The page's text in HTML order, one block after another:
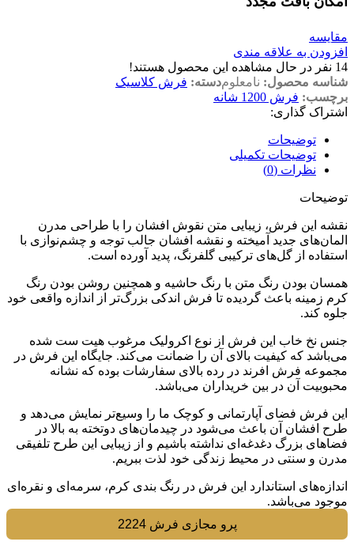
مقایسه
افزودن به علاقه مندی
14 نفر در حال مشاهده این محصول هستند!
شناسه محصول: نامعلومدسته: فرش کلاسیک
برچسب: فرش 1200 شانه
اشتراک گذاری:
توضیحات
توضیحات تکمیلی
نظرات (0)
توضیحات
نقشه این فرش، زیبایی متن نقوش افشان را با طراحی مدرن
المان‌های جدید آمیخته و نقشه افشان جالب ‌توجه و چشم‌نوازی با
استفاده از گل‌های ترکیبی گلفرنگ، پدید آورده است.
همسان بودن رنگ متن با رنگ حاشیه و همچنین روشن بودن رنگ
کرم زمینه باعث گردیده تا فرش اندکی بزرگ‌تر از اندازه واقعی خود
جلوه کند.
جنس نخ خاب این فرش از نوع اکرولیک مرغوب هیت ست شده
می‌باشد که کیفیت بالای آن را ضمانت می‌کند. جایگاه این فرش در
مجموعه فرش افرند در رده بالای سفارشات بوده که نشانه
محبوبیت آن در بین خریداران می‌باشد.
این فرش فضای آپارتمانی و کوچک ما را وسیع‌تر نمایش می‌دهد و
طرح افشان آن باعث می‌شود در چیدمان‌های دوتخته به بالا در
فضاهای بزرگ دغدغه‌ای نداشته باشیم و از زیبایی این طرح تلفیقی
مدرن و سنتی در محیط زندگی خود لذت ببریم.
اندازه‌های استاندارد این فرش در رنگ بندی کرم، سرمه‌ای و نقره‌ای
موجود می‌باشد.
پرو مجازی فرش 2224